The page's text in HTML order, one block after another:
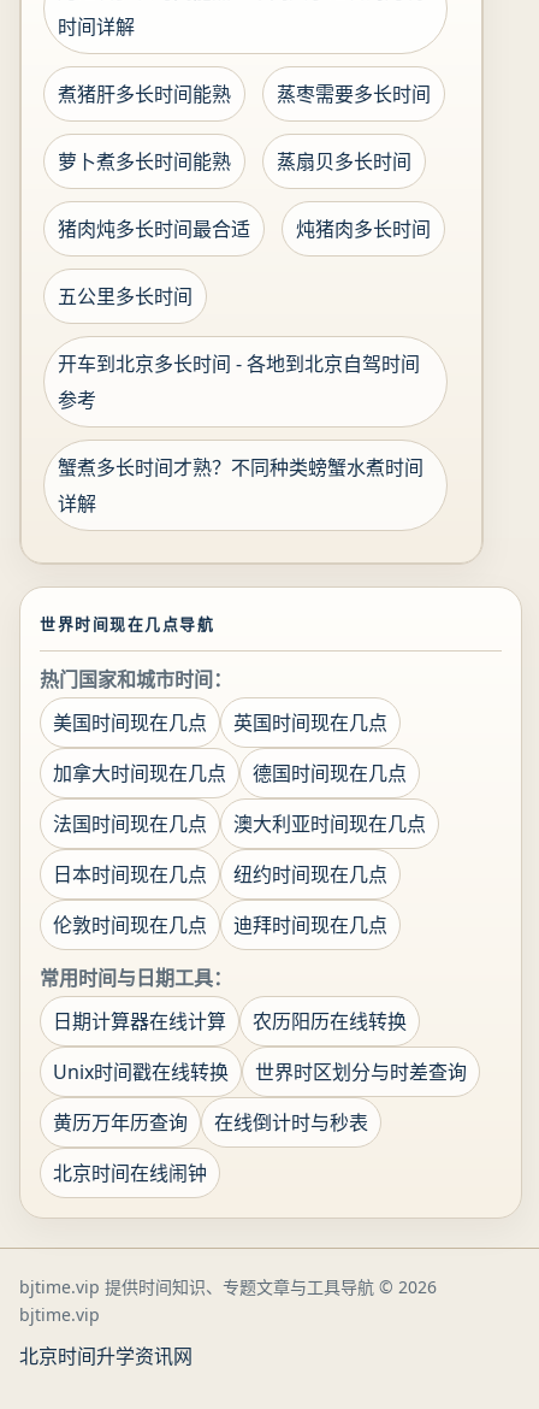
时间详解
煮猪肝多长时间能熟 蒸枣需要多长时间
萝卜煮多长时间能熟 蒸扇贝多长时间
猪肉炖多长时间最合适 炖猪肉多长时间
五公里多长时间
开车到北京多长时间 - 各地到北京自驾时间
参考
蟹煮多长时间才熟？不同种类螃蟹水煮时间
详解
世界时间现在几点导航
热门国家和城市时间：
美国时间现在几点
英国时间现在几点
加拿大时间现在几点
德国时间现在几点
法国时间现在几点
澳大利亚时间现在几点
日本时间现在几点
纽约时间现在几点
伦敦时间现在几点
迪拜时间现在几点
常用时间与日期工具：
日期计算器在线计算
农历阳历在线转换
Unix时间戳在线转换
世界时区划分与时差查询
黄历万年历查询
在线倒计时与秒表
北京时间在线闹钟
bjtime.vip 提供时间知识、专题文章与工具导航 © 2026
bjtime.vip
北京时间升学资讯网